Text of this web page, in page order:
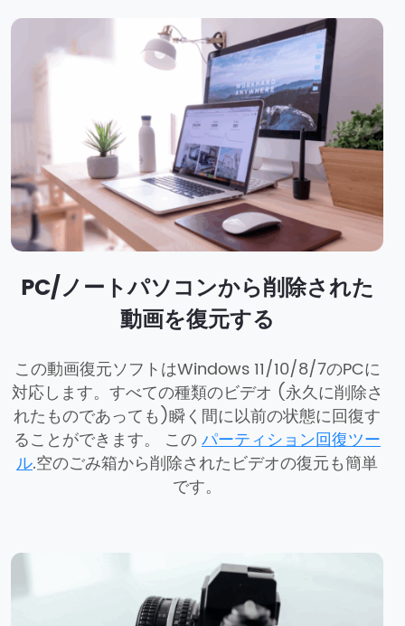
PC/ノートパソコンから削除された
動画を復元する
この動画復元ソフトはWindows 11/10/8/7のPCに
対応します。すべての種類のビデオ (永久に削除さ
れたものであっても)瞬く間に以前の状態に回復す
ることができます。 このパーティション回復ツー
ル.空のごみ箱から削除されたビデオの復元も簡単
です。